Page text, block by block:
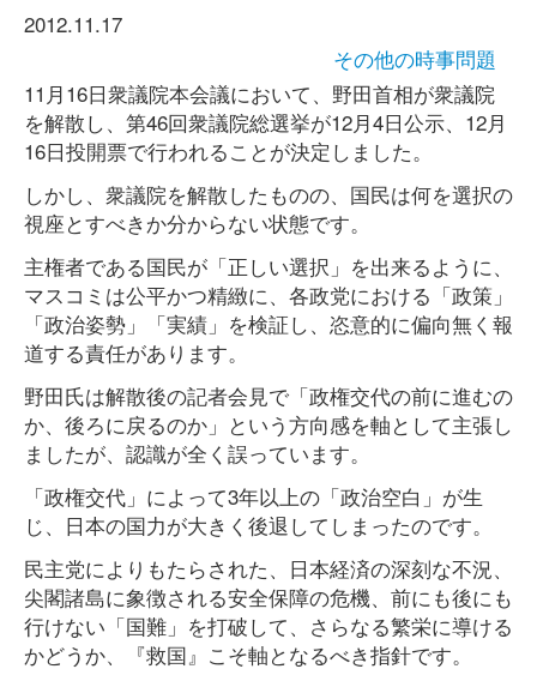
2012.11.17
その他の時事問題
11月16日衆議院本会議において、野田首相が衆議院
を解散し、第46回衆議院総選挙が12月4日公示、12月
16日投開票で行われることが決定しました。
しかし、衆議院を解散したものの、国民は何を選択の
視座とすべきか分からない状態です。
主権者である国民が「正しい選択」を出来るように、
マスコミは公平かつ精緻に、各政党における「政策」
「政治姿勢」「実績」を検証し、恣意的に偏向無く報
道する責任があります。
野田氏は解散後の記者会見で「政権交代の前に進むの
か、後ろに戻るのか」という方向感を軸として主張し
ましたが、認識が全く誤っています。
「政権交代」によって3年以上の「政治空白」が生
じ、日本の国力が大きく後退してしまったのです。
民主党によりもたらされた、日本経済の深刻な不況、
尖閣諸島に象徴される安全保障の危機、前にも後にも
行けない「国難」を打破して、さらなる繁栄に導ける
かどうか、『救国』こそ軸となるべき指針です。